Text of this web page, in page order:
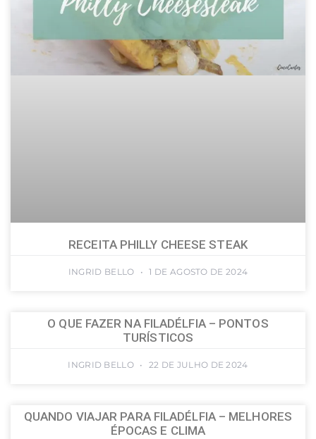
RECEITA PHILLY CHEESE STEAK
INGRID BELLO 1 DE AGOSTO DE 2024
O QUE FAZER NA FILADÉLFIA – PONTOS
TURÍSTICOS
INGRID BELLO 22 DE JULHO DE 2024
QUANDO VIAJAR PARA FILADÉLFIA – MELHORES
ÉPOCAS E CLIMA